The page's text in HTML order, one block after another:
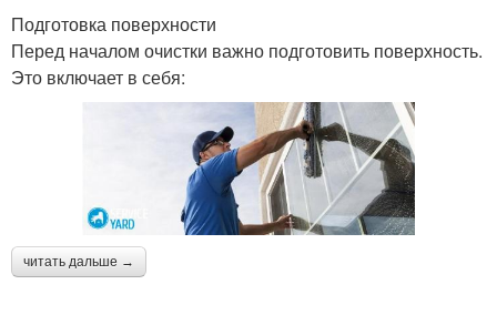
Подготовка поверхности
Перед началом очистки важно подготовить поверхность.
Это включает в себя:
читать дальше →